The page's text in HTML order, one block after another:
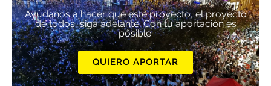
Ayúdanos a hacer que este proyecto, el proyecto
de todos, siga adelante. Con tu aportación es
posible.
QUIERO APORTAR